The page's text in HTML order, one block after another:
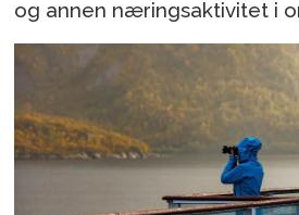
og annen næringsaktivitet i